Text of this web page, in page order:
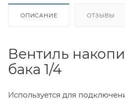
ОПИСАНИЕ ОТЗЫВЫ
Вентиль
бака 1/4
Используется для